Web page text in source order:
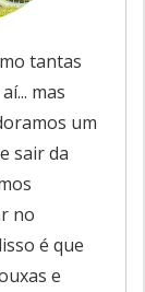
tantas
mas
um
sair da
no
é que
e